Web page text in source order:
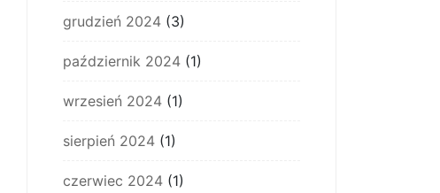
grudzień 2024 (3)
październik 2024 (1)
wrzesień 2024 (1)
sierpień 2024 (1)
czerwiec 2024 (1)